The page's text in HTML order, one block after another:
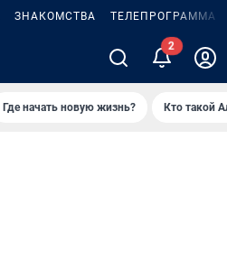
ЗНАКОМСТВА ТЕЛЕПРОГРАММА
2
Где начать новую жизнь? Кто такой